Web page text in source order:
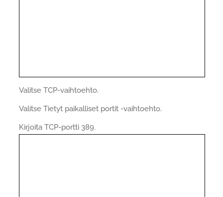
Valitse TCP-vaihtoehto.
Valitse Tietyt paikalliset portit -vaihtoehto.
Kirjoita TCP-portti 389.